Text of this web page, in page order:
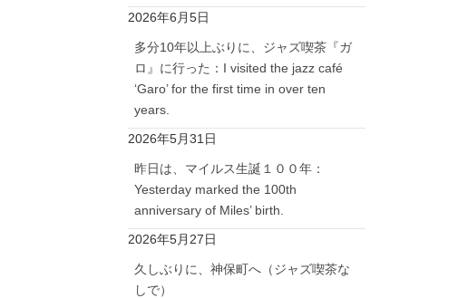
2026年6月5日
多分10年以上ぶりに、ジャズ喫茶『ガ
ロ』に行った：I visited the jazz café
‘Garo’ for the first time in over ten
years.
2026年5月31日
昨日は、マイルス生誕１００年：
Yesterday marked the 100th
anniversary of Miles’ birth.
2026年5月27日
久しぶりに、神保町へ（ジャズ喫茶な
しで）